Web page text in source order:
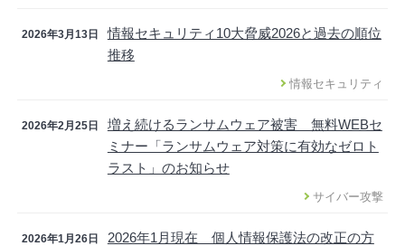
2026年3月13日
情報セキュリティ10大脅威2026と過去の順位
推移
情報セキュリティ
2026年2月25日
増え続けるランサムウェア被害 無料WEBセ
ミナー「ランサムウェア対策に有効なゼロト
ラスト」のお知らせ
サイバー攻撃
2026年1月26日
2026年1月現在 個人情報保護法の改正の方